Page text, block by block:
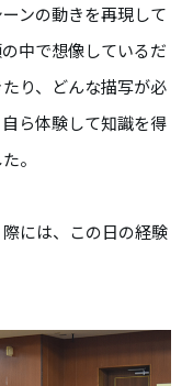
ンの動きを再現して
中で想像しているだ
り、どんな描写が必
ら体験して知識を得
。
には、この日の経験